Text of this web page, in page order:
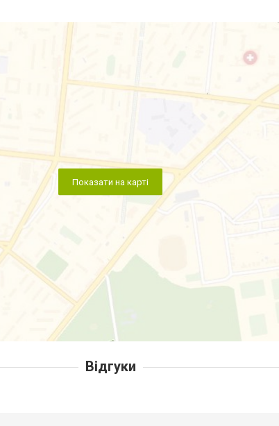
Показати на карті
Відгуки